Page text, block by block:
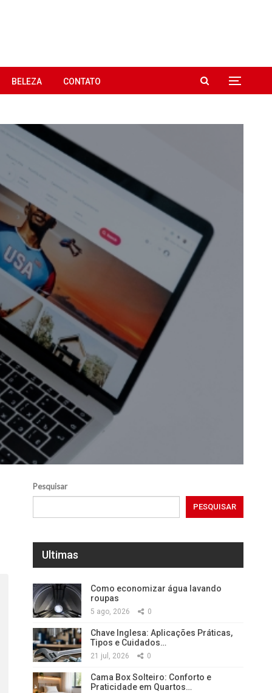
BELEZA CONTATO
Pesquisar
PESQUISAR
Ultimas
Como economizar água lavando
roupas
5 ago, 2026 0
Chave Inglesa: Aplicações Práticas,
Tipos e Cuidados…
21 jul, 2026 0
Cama Box Solteiro: Conforto e
Praticidade em Quartos…